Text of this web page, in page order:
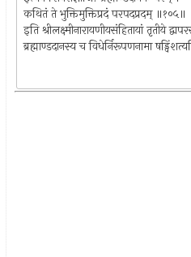
कथितं ते भुक्तिमुक्तिप्रदं परपदप्रदम् ॥१०५॥
इति श्रीलक्ष्मीनारायणीयसंहितायां तृतीये
ब्रह्माण्डदानस्य च विधेर्निरूपणनामा